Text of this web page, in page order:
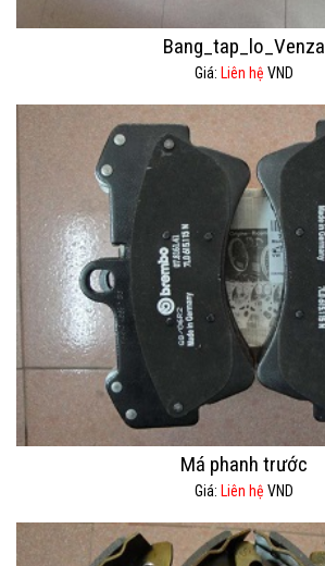
Bang_tap_lo_Venza
Giá: Liên hệ VND
Má phanh trước
Giá: Liên hệ VND